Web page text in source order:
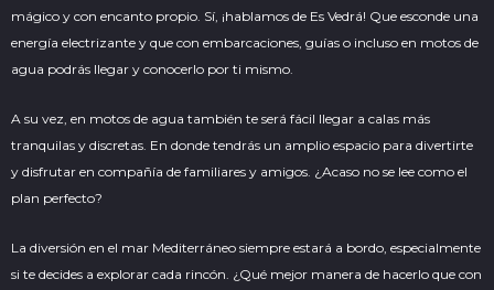
mágico y con encanto propio. Sí, ¡hablamos de Es Vedrá! Que esconde una
energía electrizante y que con embarcaciones, guías o incluso en motos de
agua podrás llegar y conocerlo por ti mismo.
A su vez, en motos de agua también te será fácil llegar a calas más
tranquilas y discretas. En donde tendrás un amplio espacio para divertirte
y disfrutar en compañía de familiares y amigos. ¿Acaso no se lee como el
plan perfecto?
La diversión en el mar Mediterráneo siempre estará a bordo, especialmente
si te decides a explorar cada rincón. ¿Qué mejor manera de hacerlo que con